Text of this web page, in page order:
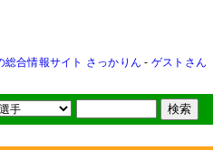
合情報サイト さっかりん - ゲストさん